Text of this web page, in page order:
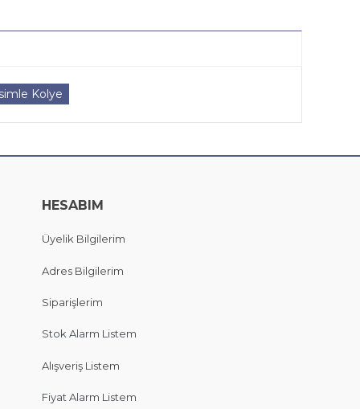
Kolye
HESABIM
Üyelik Bilgilerim
Adres Bilgilerim
Siparişlerim
Stok Alarm Listem
Alışveriş Listem
Fiyat Alarm Listem